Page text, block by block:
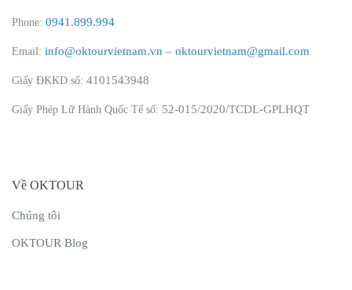
Phone: 0941.899.994
Email: info@oktourvietnam.vn – oktourvietnam@gmail.com
Giấy ĐKKD số: 4101543948
Giấy Phép Lữ Hành Quốc Tế số: 52-015/2020/TCDL-GPLHQT
Về OKTOUR
Chúng tôi
OKTOUR Blog